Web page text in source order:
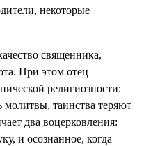
некоторые
священника,
При этом отец
религиозности:
молитвы, таинства теряют
два воцерковления:
и осознанное, когда